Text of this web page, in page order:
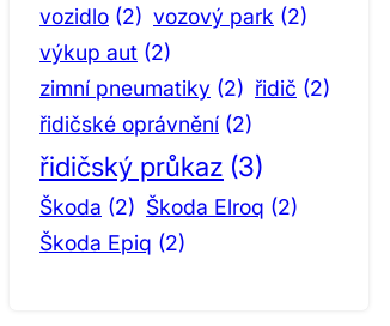
vozidlo (2) vozový park (2)
výkup aut (2)
zimní pneumatiky (2) řidič (2)
řidičské oprávnění (2)
řidičský průkaz (3)
Škoda (2) Škoda Elroq (2)
Škoda Epiq (2)